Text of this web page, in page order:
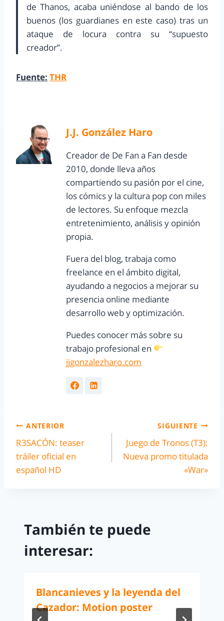
de Thanos, acaba uniéndose al bando de los
buenos (los guardianes en este caso) tras un
ataque de locura contra su “supuesto
creador”.
Fuente: THR
J.J. González Haro
Creador de De Fan a Fan desde
2010, donde lleva años
compartiendo su pasión por el cine,
los cómics y la cultura pop con miles
de lectores. Su enfoque mezcla
entretenimiento, análisis y opinión
propia.
Fuera del blog, trabaja como
freelance en el ámbito digital,
ayudando a negocios a mejorar su
presencia online mediante
desarrollo web y optimización.
Puedes conocer más sobre su
trabajo profesional en
jjgonzalezharo.com
ANTERIOR
R3SACÓN: teaser
tráiler oficial en
español HD
SIGUIENTE
Juego de Tronos (T3):
Nueva promo titulada
«War»
También te puede
interesar:
Blancanieves y la leyenda del
Cazador: Motion poster